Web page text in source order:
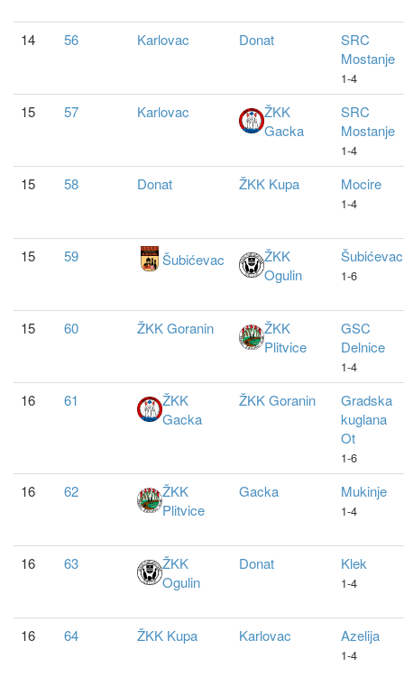
14 56 Karlovac Donat
SRC
Mostanje
1-4
15 57 Karlovac
ŽKK
Gacka
SRC
Mostanje
1-4
15 58 Donat ŽKK Kupa Mocire
1-4
15 59 Šubićevac
ŽKK
Ogulin
Šubićevac
1-6
15 60 ŽKK Goranin
ŽKK
Plitvice
GSC
Delnice
1-4
16 61
ŽKK
Gacka
ŽKK Goranin
Gradska
kuglana
Ot
1-6
16 62
ŽKK
Plitvice
Gacka Mukinje
1-4
16 63
ŽKK
Ogulin
Donat Klek
1-4
16 64 ŽKK Kupa Karlovac Azelija
1-4